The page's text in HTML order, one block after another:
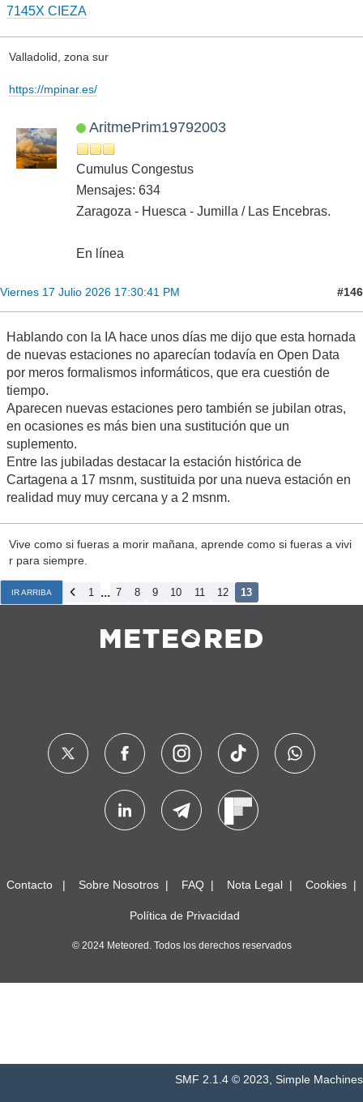
7145X CIEZA
Valladolid, zona sur
https://mpinar.es/
AritmePrim19792003
Cumulus Congestus
Mensajes: 634
Zaragoza - Huesca - Jumilla / Las Encebras.
En línea
Viernes 17 Julio 2026 17:30:41 PM #146
Hablando con la IA hace unos días me dijo que esta hornada
de nuevas estaciones no aparecían todavía en Open Data
por meros formalismos informáticos, que era cuestión de
tiempo.
Aparecen nuevas estaciones pero también se jubilan otras,
en ocasiones es más bien una sustitución que un
suplemento.
Entre las jubiladas destacar la estación histórica de
Cartagena a 17 msnm, sustituida por una nueva estación en
realidad muy muy cercana y a 2 msnm.
Vive como si fueras a morir mañana, aprende como si fueras a vivi
r para siempre.
IR ARRIBA 1 ... 7 8 9 10 11 12 13
Contacto Sobre Nosotros FAQ Nota Legal Cookies
Política de Privacidad
© 2024 Meteored. Todos los derechos reservados
SMF 2.1.4 © 2023, Simple Machines